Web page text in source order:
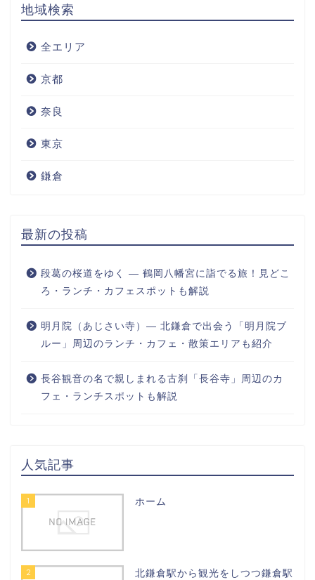
地域検索
全エリア
京都
奈良
東京
鎌倉
最新の投稿
段葛の桜道をゆく ― 鶴岡八幡宮に詣でる旅！見どこ
ろ・ランチ・カフェスポットも解説
明月院（あじさい寺）― 北鎌倉で出会う「明月院ブ
ルー」周辺のランチ・カフェ・散策エリアも紹介
長谷観音の名で親しまれる古刹「長谷寺」周辺のカ
フェ・ランチスポットも解説
人気記事
1 ホーム
2
北鎌倉駅から観光をしつつ鎌倉駅